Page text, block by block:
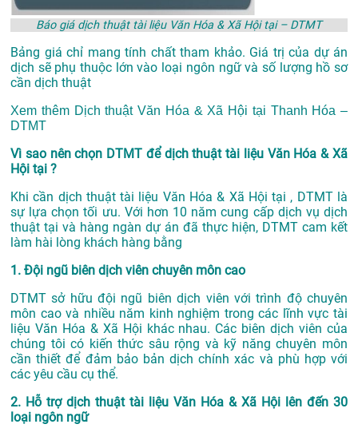
Báo giá dịch thuật tài liệu Văn Hóa & Xã Hội tại – DTMT
Bảng giá chỉ mang tính chất tham khảo. Giá trị của dự án
dịch sẽ phụ thuộc lớn vào loại ngôn ngữ và số lượng hồ sơ
cần dịch thuật
Xem thêm Dịch thuật Văn Hóa & Xã Hội tại Thanh Hóa –
DTMT
Vì sao nên chọn DTMT để dịch thuật tài liệu Văn Hóa & Xã
Hội tại ?
Khi cần dịch thuật tài liệu Văn Hóa & Xã Hội tại , DTMT là
sự lựa chọn tối ưu. Với hơn 10 năm cung cấp dịch vụ dịch
thuật tại và hàng ngàn dự án đã thực hiện, DTMT cam kết
làm hài lòng khách hàng bằng
1. Đội ngũ biên dịch viên chuyên môn cao
DTMT sở hữu đội ngũ biên dịch viên với trình độ chuyên
môn cao và nhiều năm kinh nghiệm trong các lĩnh vực tài
liệu Văn Hóa & Xã Hội khác nhau. Các biên dịch viên của
chúng tôi có kiến thức sâu rộng và kỹ năng chuyên môn
cần thiết để đảm bảo bản dịch chính xác và phù hợp với
các yêu cầu cụ thể.
2. Hỗ trợ dịch thuật tài liệu Văn Hóa & Xã Hội lên đến 30
loại ngôn ngữ